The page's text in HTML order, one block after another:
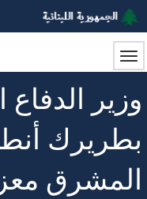
تجاوز
إلى
المحتوى
الرئيسي
وزير
بطريرك
المشرق